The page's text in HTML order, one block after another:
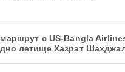
с US-Bangla
летище Хазрат